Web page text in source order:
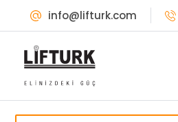
info@lifturk.com